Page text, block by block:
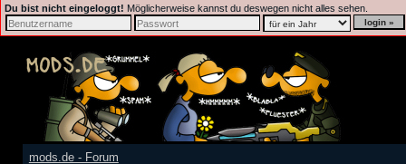
Du bist nicht eingeloggt! Möglicherweise kannst du deswegen nicht alles sehen.
mods.de - Forum